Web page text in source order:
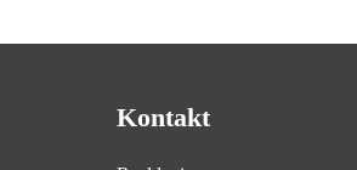
Kontakt